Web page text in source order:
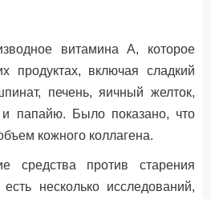
витамина А, которое
продуктах, включая сладкий
печень, яичный желток,
папайю. Было показано, что
кожного коллагена.
средства против старения
несколько исследований,